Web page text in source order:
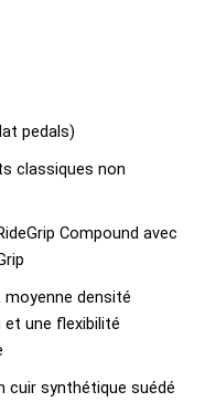
pedals)
classiques non
Compound avec
moyenne densité
une flexibilité
cuir synthétique suédé